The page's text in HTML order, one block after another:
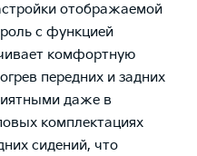
отображаемой
с функцией
комфортную
передних и задних
даже в
комплектациях
сидений, что